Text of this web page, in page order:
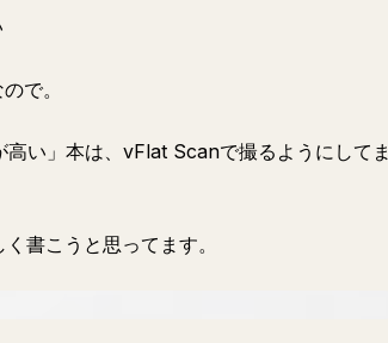
で。
い」本は、vFlat Scanで撮るようにしてま
書こうと思ってます。